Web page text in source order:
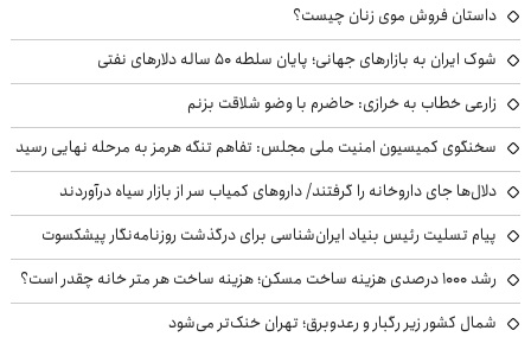
داستان فروش موی زنان چیست؟
شوک ایران به بازارهای جهانی؛ پایان سلطه ۵۰ ساله دلارهای نفتی
زارعی خطاب به خرازی: حاضرم با وضو شلاقت بزنم
سخنگوی کمیسیون امنیت ملی مجلس: تفاهم تنگه هرمز به مرحله نهایی رسید
دلال‌ها جای داروخانه را گرفتند/ داروهای کمیاب سر از بازار سیاه درآوردند
پیام تسلیت رئیس بنیاد ایران‌شناسی برای درگذشت روزنامه‌نگار پیشکسوت
رشد ۱۰۰۰ درصدی هزینه ساخت مسکن؛ هزینه ساخت هر متر خانه چقدر است؟
شمال کشور زیر رگبار و رعدوبرق؛ تهران خنک‌تر می‌شود